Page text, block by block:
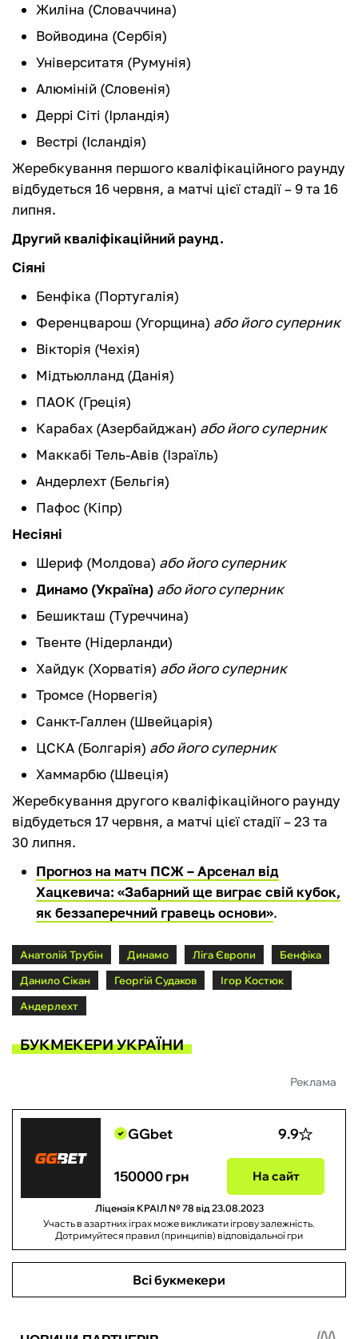
Жиліна (Словаччина)
Войводина (Сербія)
Університатя (Румунія)
Алюміній (Словенія)
Деррі Сіті (Ірландія)
Вестрі (Ісландія)
Жеребкування першого кваліфікаційного раунду
відбудеться 16 червня, а матчі цієї стадії – 9 та 16
липня.
Другий кваліфікаційний раунд.
Сіяні
Бенфіка (Португалія)
Ференцварош (Угорщина) або його суперник
Вікторія (Чехія)
Мідтьюлланд (Данія)
ПАОК (Греція)
Карабах (Азербайджан) або його суперник
Маккабі Тель-Авів (Ізраїль)
Андерлехт (Бельгія)
Пафос (Кіпр)
Несіяні
Шериф (Молдова) або його суперник
Динамо (Україна) або його суперник
Бешикташ (Туреччина)
Твенте (Нідерланди)
Хайдук (Хорватія) або його суперник
Тромсе (Норвегія)
Санкт-Галлен (Швейцарія)
ЦСКА (Болгарія) або його суперник
Хаммарбю (Швеція)
Жеребкування другого кваліфікаційного раунду
відбудеться 17 червня, а матчі цієї стадії – 23 та
30 липня.
Прогноз на матч ПСЖ – Арсенал від
Хацкевича: «Забарний ще виграє свій кубок,
як беззаперечний гравець основи».
Анатолій Трубін Динамо Ліга Європи
Бенфіка
Данило Сікан
Георгій Судаков
Ігор Костюк
Андерлехт
БУКМЕКЕРИ УКРАЇНИ
Реклама
GGbet 9.9
150000 грн На сайт
Ліцензія КРАІЛ № 78 від 23.08.2023
Участь в азартних іграх може викликати ігрову залежність.
Дотримуйтеся правил (принципів) відповідальної гри
Всі букмекери